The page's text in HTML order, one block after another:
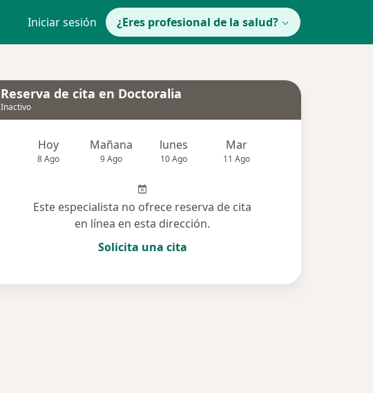
Iniciar sesión ¿Eres profesional de la salud?
Reserva de cita en Doctoralia
Inactivo
Hoy
8 Ago
Mañana
9 Ago
lunes
10 Ago
Mar
11 Ago
Este especialista no ofrece reserva de cita
en línea en esta dirección.
Solicita una cita